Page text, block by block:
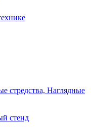
стредства, Наглядные
стенд